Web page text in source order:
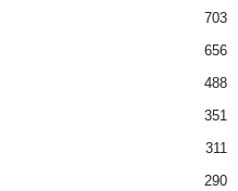
703
656
488
351
311
290